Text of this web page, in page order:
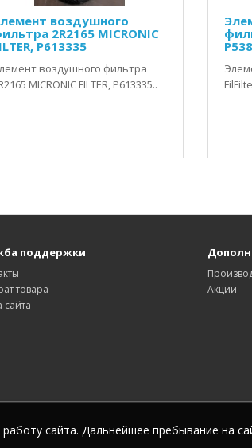
воздушного
2R2165 MICRONIC
P613335
воздушного фильтра
MICRONIC FILTER, P613335..
поддержки
товара
сайта
Акции
сайта. Дальнейшее пребывание на